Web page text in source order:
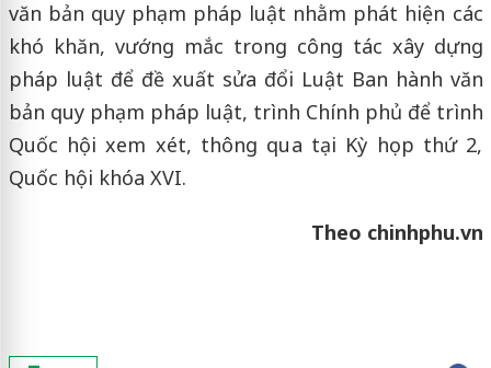
văn bản quy phạm pháp luật nhằm phát hiện các
khó khăn, vướng mắc trong công tác xây dựng
pháp luật để đề xuất sửa đổi Luật Ban hành văn
bản quy phạm pháp luật, trình Chính phủ để trình
Quốc hội xem xét, thông qua tại Kỳ họp thứ 2,
Quốc hội khóa XVI.
Theo chinhphu.vn